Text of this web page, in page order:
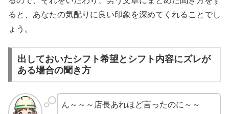
ると、あなたの気配りに良い印象を深めてくれることでし
ょう。
出しておいたシフト希望とシフト内容にズレが
ある場合の聞き方
ん～～～店長あれほど言ったのに～～